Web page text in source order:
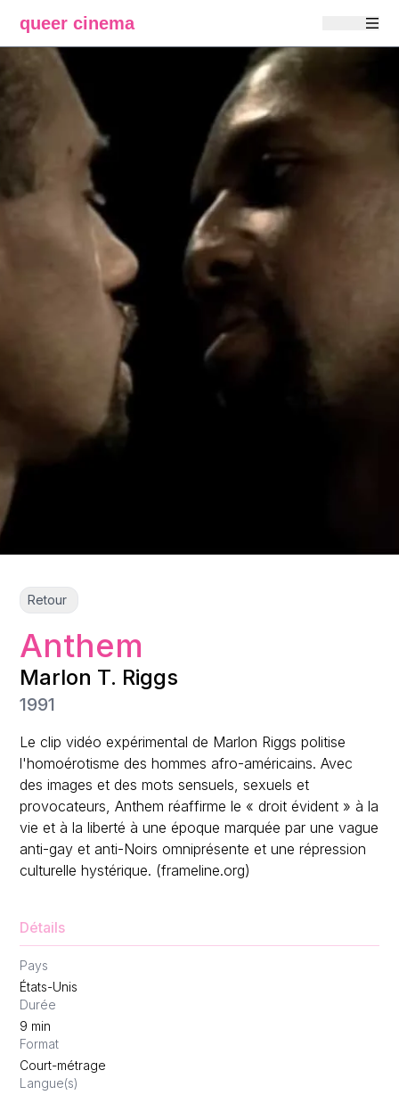
queer cinema
Retour
Anthem
Marlon T. Riggs
1991
Le clip vidéo expérimental de Marlon Riggs politise
l'homoérotisme des hommes afro-américains. Avec
des images et des mots sensuels, sexuels et
provocateurs, Anthem réaffirme le « droit évident » à la
vie et à la liberté à une époque marquée par une vague
anti-gay et anti-Noirs omniprésente et une répression
culturelle hystérique. (frameline.org)
Détails
Pays
États-Unis
Durée
9 min
Format
Court-métrage
Langue(s)